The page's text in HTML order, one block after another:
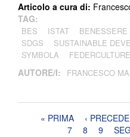
Articolo a cura di:
TAG:
BES ISTAT
SDGS
SUSTAINABLE
SYMBOLA
FEDERCULTURE
AUTORE/I: FRANCESCO
Pagine« PRIMA ‹
7
8 9